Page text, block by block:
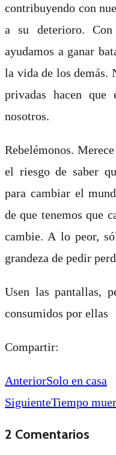
contribuyendo con
a su deterioro. Con
ayudamos a ganar
la vida de los demás.
privadas hacen
nosotros.
Rebelémonos.
el riesgo de saber
para cambiar el
de que tenemos que
cambie. A lo peor,
grandeza de pedir
Usen las pantallas,
consumidos por ellas
Compartir:
AnteriorSolo en casa
SiguienteTiempo
2 Comentarios